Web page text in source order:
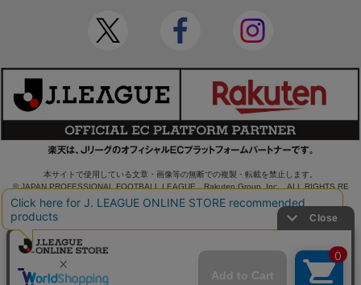
本サイトで使用している文章・画像等の無断での複製・転載を禁止します。
© JAPAN PROFESSIONAL FOOTBALL LEAGUE Rakuten Group, Inc. ALL RIGHTS RE
SERVED.